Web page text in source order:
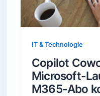
IT & Technologie
Copilot
Microsoft-
M365-Abo